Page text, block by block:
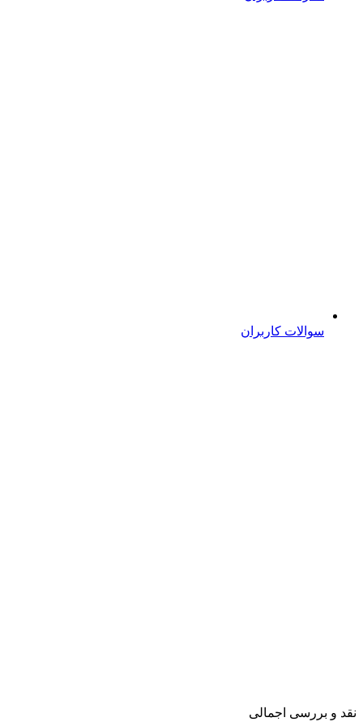
سوالات کاربران
نقد و بررسی اجمالی